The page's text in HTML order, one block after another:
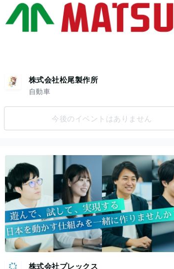
株式会社松尾製作所
自動車
今後のイベントはありません
株式会社プレックス